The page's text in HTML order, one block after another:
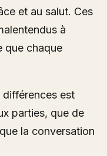
et au salut. Ces
à
que chaque
différences est
parties, que de
la conversation